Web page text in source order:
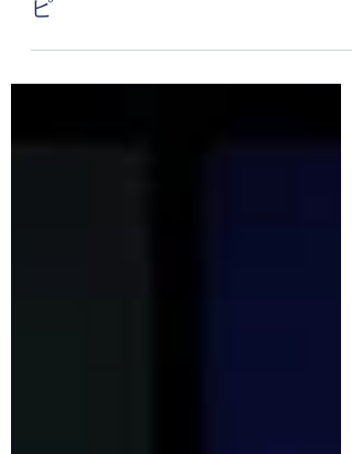
[韓国フライドチキン] ザクザ
ク衣にピリ辛ソースがクセに
なる!! 韓国料理の決定版レシ